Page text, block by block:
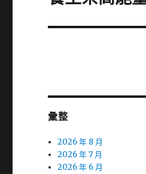
篇
彙整
2026 年 8 月
2026 年 7 月
2026 年 6 月